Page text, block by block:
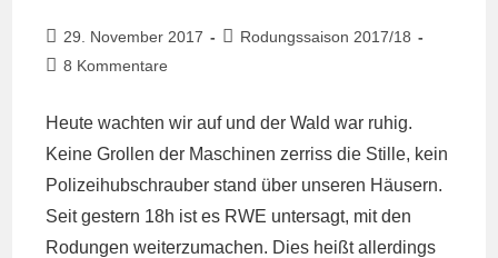
Beitrag
veröffentlicht:
29. November 2017
Beitrags-
Rodungssaison 2017/18
Beitrags-
8 Kommentare
Heute wachten wir auf und der Wald war ruhig.
Keine Grollen der Maschinen zerriss die Stille, kein
Polizeihubschrauber stand über unseren Häusern.
Seitgestern 18h ist es RWE untersagt, mit den
Rodungen weiterzumachen. Dies heißt allerdings